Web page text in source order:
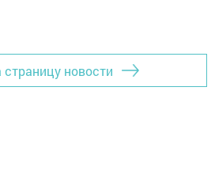
страницу новости